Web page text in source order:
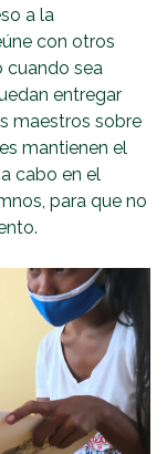
a la
con otros
cuando sea
entregar
maestros sobre
mantienen el
cabo en el
para que no